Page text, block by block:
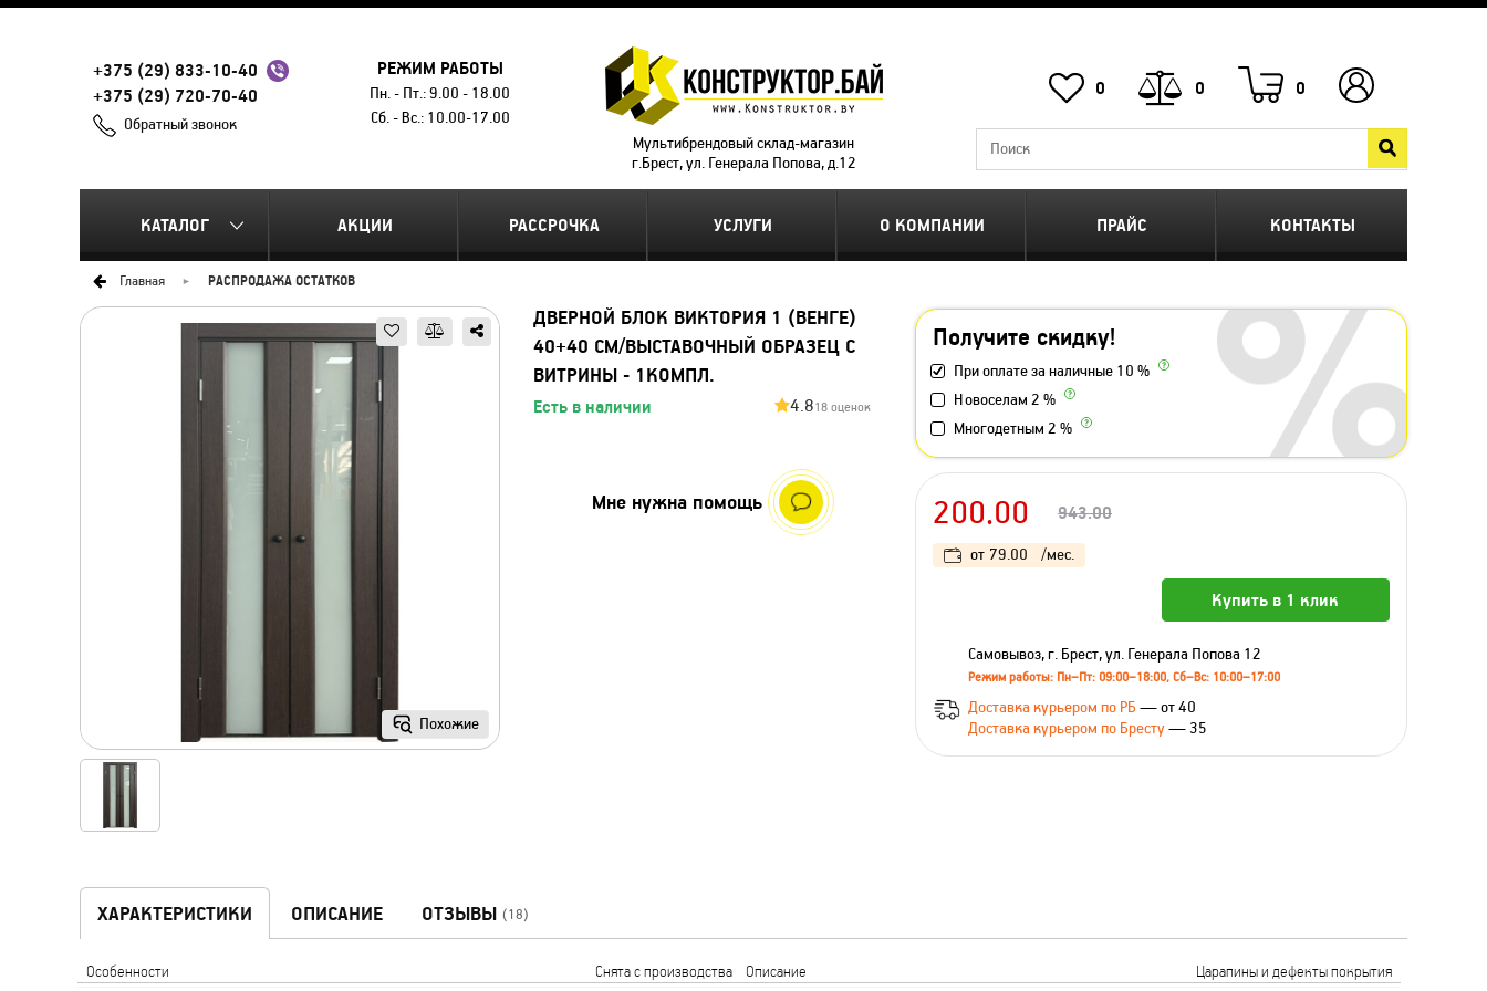
+375 (29) 833-10-40
+375 (29) 720-70-40
Обратный звонок
РЕЖИМ РАБОТЫ
Пн. - Пт.: 9.00 - 18.00
Сб. - Вс.: 10.00-17.00
Мультибрендовый склад-магазин
г.Брест, ул. Генерала Попова, д.12
0 0 0
КАТАЛОГ АКЦИИ РАССРОЧКА УСЛУГИ О КОМПАНИИ ПРАЙС КОНТАКТЫ
Главная РАСПРОДАЖА ОСТАТКОВ
Похожие
ДВЕРНОЙ БЛОК ВИКТОРИЯ 1 (ВЕНГЕ)
40+40 СМ/ВЫСТАВОЧНЫЙ ОБРАЗЕЦ С
ВИТРИНЫ - 1КОМПЛ.
Есть в наличии 4.818 оценок
Получите скидку!
При оплате за наличные 10 %
Новоселам 2 %
Многодетным 2 %
Мне нужна помощь 200.00 943.00
от 79.00 /мес.
Купить в 1 клик
Самовывоз, г. Брест, ул. Генерала Попова 12
Режим работы: Пн–Пт: 09:00–18:00, Сб–Вс: 10:00–17:00
Доставка курьером по РБ — от 40
Доставка курьером по Бресту— 35
ХАРАКТЕРИСТИКИ ОПИСАНИЕ ОТЗЫВЫ (18)
Особенности Снята с производства Описание
Царапины и дефекты покрытия